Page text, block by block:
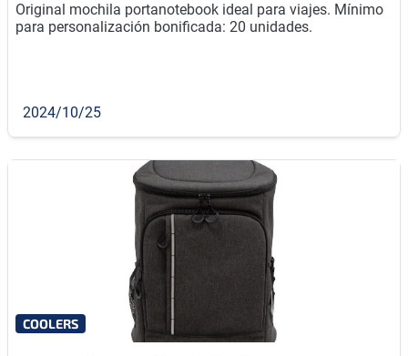
Original mochila portanotebook ideal para viajes. Mínimo
para personalización bonificada: 20 unidades.
2024/10/25
COOLERS